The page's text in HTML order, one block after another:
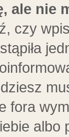
ale nie
czy
fora
albo